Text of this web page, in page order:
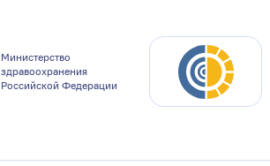
Министерство
здравоохранения
Российской Федерации